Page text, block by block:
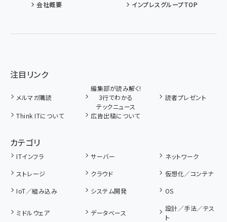
会社概要
インプレスグループTOP
注目リンク
メルマガ購読
編集部が読み解く!
3行でわかる
テックニュース
読者プレゼント
Think ITについて 広告出稿について
カテゴリ
ITインフラ サーバー
ネットワーク
ストレージ
クラウド
仮想化／コンテナ
IoT／組み込み
システム開発 OS
ミドルウェア データベース
設計／手法／テス
ト